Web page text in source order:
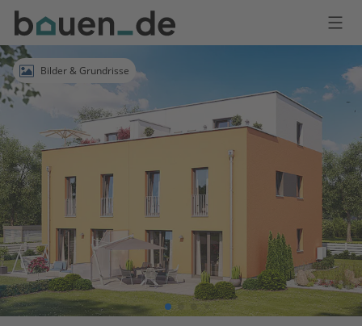
Bauen
Logo
AnmeldenBilder & Grundrisse